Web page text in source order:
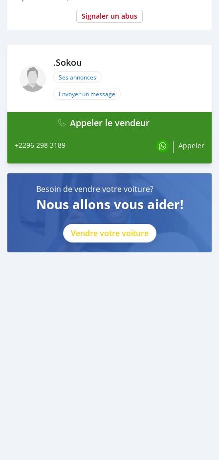
Signaler un abus
.Sokou
Ses annonces
Envoyer un message
Appeler le vendeur
+2296 298 3189 Appeler
Besoin de vendre votre voiture?
Nous allons vous aider!
Vendre votre voiture